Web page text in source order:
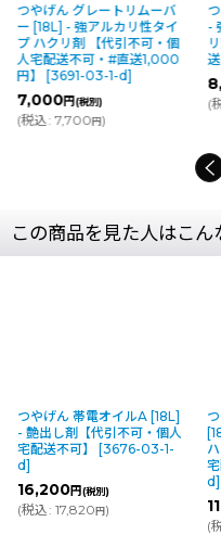
リムーバ
リ性タイ
不可・個
送1,000
つやげん 強力スカッ
- 強アルカリ性タイプ
リ剤 【代引不可・個
送不可】 [3690-03-
8,300
(税込
この商品を見た人はこ
つやげん 帯電オイルA [18L]
- 艶出し剤【代引不可・個人
宅配送不可】
3676-03-1-
]
16,200円(税別)
税込: 17,820円)
つ
ハ
宅
]
税